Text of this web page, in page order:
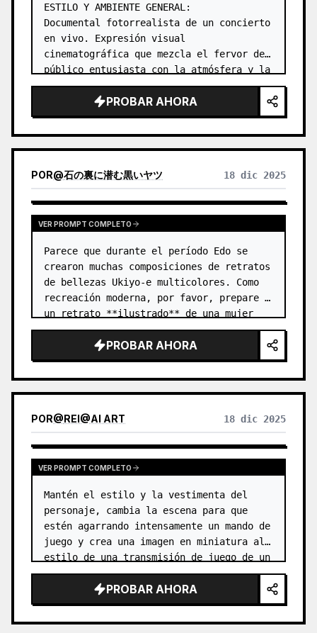
ESTILO Y AMBIENTE GENERAL:
Documental fotorrealista de un concierto
en vivo. Expresión visual
cinematográfica que mezcla el fervor del
público entusiasta con la atmósfera y la
iluminación únicas del lugar. …
PROBAR AHORA
POR@石の裏に潜む黒いヤツ 18 dic 2025
VER PROMPT COMPLETO
Parece que durante el período Edo se
crearon muchas composiciones de retratos
de bellezas Ukiyo-e multicolores. Como
recreación moderna, por favor, prepare
un retrato **ilustrado** de una mujer
hermosa que vista ropa de colores vivos
y patrones intrincados.
PROBAR AHORA
POR@REI@AI ART 18 dic 2025
VER PROMPT COMPLETO
Mantén el estilo y la vestimenta del
personaje, cambia la escena para que
estén agarrando intensamente un mando de
juego y crea una imagen en miniatura al
estilo de una transmisión de juego de un
VTuber ficticio.
Se ven un poco demasiado robustos, así
que haz…
PROBAR AHORA